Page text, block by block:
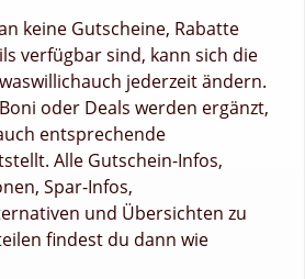
keine Gutscheine, Rabatte
verfügbar sind, kann sich die
jederzeit ändern.
oder Deals werden ergänzt,
entsprechende
Alle Gutschein-Infos,
Spar-Infos,
und Übersichten zu
findest du dann wie